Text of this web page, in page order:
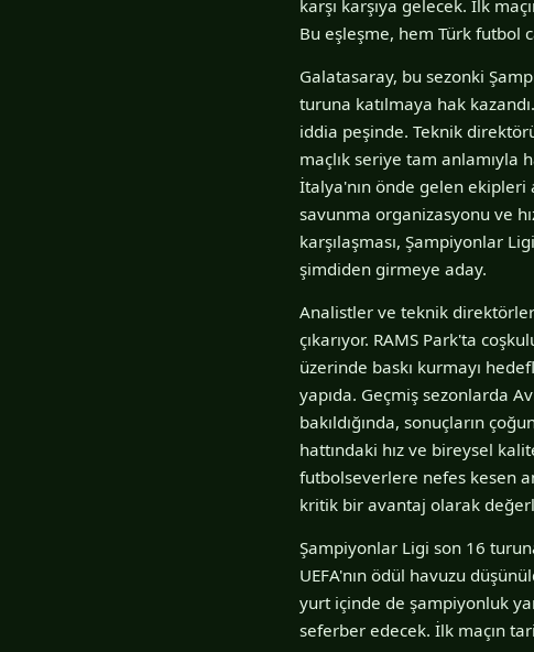
karşı karşıya gelecek. İlk
Bu eşleşme, hem Türk futbol
Galatasaray, bu sezonki
turuna katılmaya hak
iddia peşinde. Teknik
maçlık seriye tam anlamıyla
İtalya'nın önde gelen ekipleri
savunma organizasyonu ve
karşılaşması, Şampiyonlar
şimdiden girmeye aday.
Analistler ve teknik
çıkarıyor. RAMS Park'ta
üzerinde baskı kurmayı
yapıda. Geçmiş sezonlarda
bakıldığında, sonuçların
hattındaki hız ve bireysel
futbolseverlere nefes kesen
kritik bir avantaj olarak
Şampiyonlar Ligi son 16
UEFA'nın ödül havuzu
yurt içinde de şampiyonluk
seferber edecek. İlk maçın